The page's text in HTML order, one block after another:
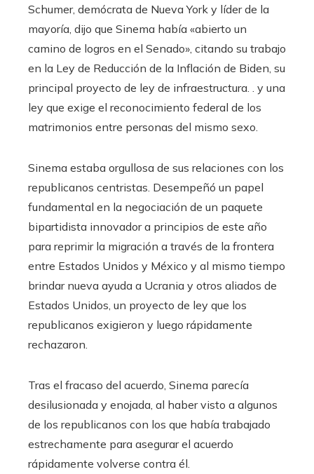
Schumer, demócrata de Nueva York y líder de la
mayoría, dijo que Sinema había «abierto un
camino de logros en el Senado», citando su trabajo
en la Ley de Reducción de la Inflación de Biden, su
principal proyecto de ley de infraestructura. . y una
ley que exige el reconocimiento federal de los
matrimonios entre personas del mismo sexo.
Sinema estaba orgullosa de sus relaciones con los
republicanos centristas. Desempeñó un papel
fundamental en la negociación de un paquete
bipartidista innovador a principios de este año
para reprimir la migración a través de la frontera
entre Estados Unidos y México y al mismo tiempo
brindar nueva ayuda a Ucrania y otros aliados de
Estados Unidos, un proyecto de ley que los
republicanos exigieron y luego rápidamente
rechazaron.
Tras el fracaso del acuerdo, Sinema parecía
desilusionada y enojada, al haber visto a algunos
de los republicanos con los que había trabajado
estrechamente para asegurar el acuerdo
rápidamente volverse contra él.